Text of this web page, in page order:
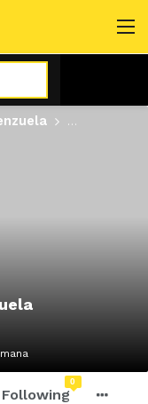
Actividad
Following
0